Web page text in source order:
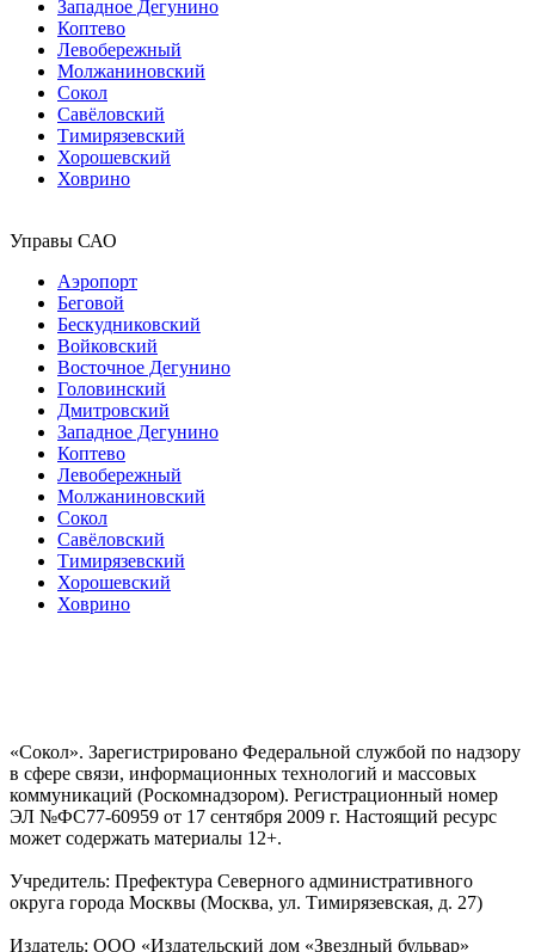
Западное Дегунино
Коптево
Левобережный
Молжаниновский
Сокол
Савёловский
Тимирязевский
Хорошевский
Ховрино
Управы САО
Аэропорт
Беговой
Бескудниковский
Войковский
Восточное Дегунино
Головинский
Дмитровский
Западное Дегунино
Коптево
Левобережный
Молжаниновский
Сокол
Савёловский
Тимирязевский
Хорошевский
Ховрино
«Сокол». Зарегистрировано Федеральной службой по надзору
в сфере связи, информационных технологий и массовых
коммуникаций (Роскомнадзором). Регистрационный номер
ЭЛ №ФС77-60959 от 17 сентября 2009 г. Настоящий ресурс
может содержать материалы 12+.
Учредитель: Префектура Северного административного
округа города Москвы (Москва, ул. Тимирязевская, д. 27)
Издатель: ООО «Издательский дом «Звездный бульвар»